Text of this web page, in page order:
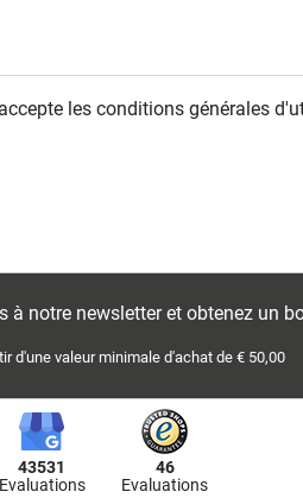
les conditions générales
à notre newsletter et obtenez un
d'une valeur minimale d'achat de € 50,00
43531
Evaluations
46
Evaluations